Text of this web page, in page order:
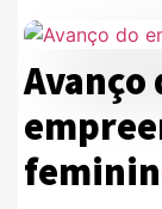
Avanço